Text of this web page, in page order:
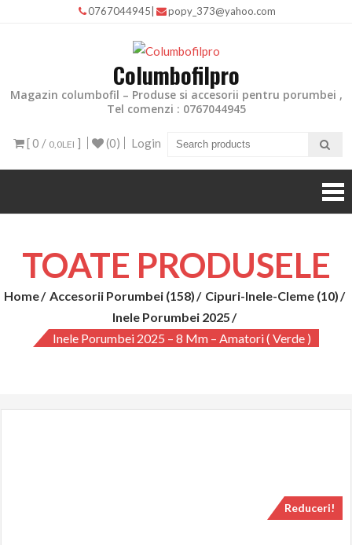
0767044945 popy_373@yahoo.com
Columbofilpro
Magazin columbofil – Produse si accesorii pentru porumbei ,
Tel comenzi : 0767044945
[ 0 / 0,0LEI ] (0) Login
TOATE PRODUSELE
Home Accesorii Porumbei (158)
Cipuri-Inele-Cleme (10)
Inele Porumbei 2025
Inele Porumbei 2025 – 8 Mm – Amatori ( Verde )
Reduceri!